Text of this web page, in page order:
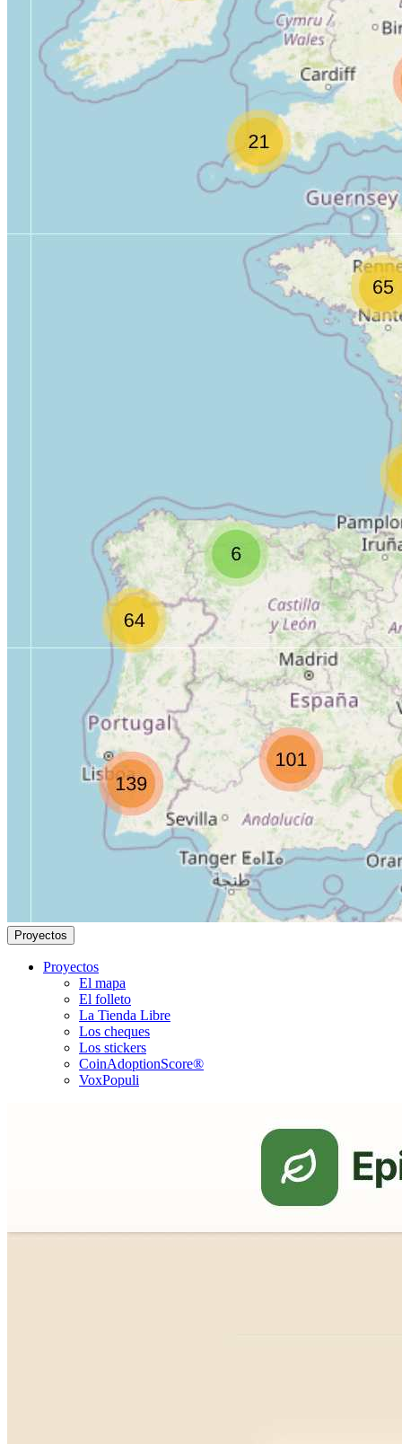
Proyectos
Proyectos
El mapa
El folleto
La Tienda Libre
Los cheques
Los stickers
CoinAdoptionScore®
VoxPopuli